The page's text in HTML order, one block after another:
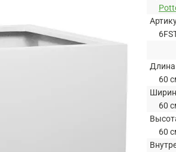
Длина
60
60
60